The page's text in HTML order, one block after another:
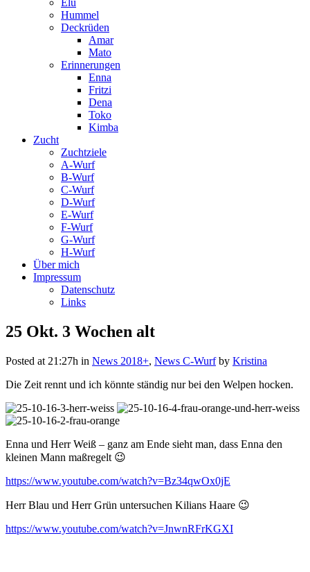
Elu
Hummel
Deckrüden
Amar
Mato
Erinnerungen
Enna
Fritzi
Dena
Toko
Kimba
Zucht
Zuchtziele
A-Wurf
B-Wurf
C-Wurf
D-Wurf
E-Wurf
F-Wurf
G-Wurf
H-Wurf
Über mich
Impressum
Datenschutz
Links
25 Okt. 3 Wochen alt
Posted at 21:27h in News 2018+, News C-Wurf by Kristina
Die Zeit rennt und ich könnte ständig nur bei den Welpen hocken.
Enna und Herr Weiß – ganz am Ende sieht man, dass Enna den
kleinen Mann maßregelt 😉
https://www.youtube.com/watch?v=Bz34qwOx0jE
Herr Blau und Herr Grün untersuchen Kilians Haare 😉
https://www.youtube.com/watch?v=JnwnRFrKGXI